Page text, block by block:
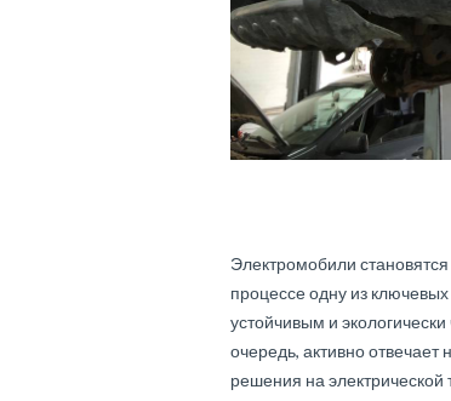
Электромобили
процессе одну из
устойчивым и
очередь, активно
решения на электрической